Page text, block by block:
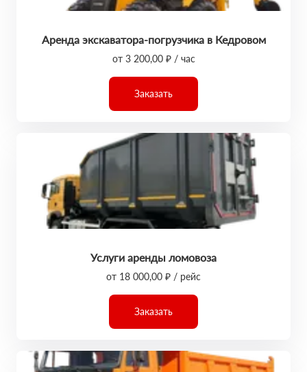
Аренда экскаватора-погрузчика в Кедровом
от 3 200,00 ₽ / час
Заказать
Услуги аренды ломовоза
от 18 000,00 ₽ / рейс
Заказать